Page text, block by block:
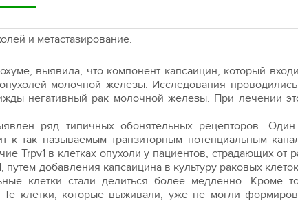
выявила, что компонент капсаицин, который
молочной железы. Исследования
негативный рак молочной железы. При лечении
ряд типичных обонятельных рецепторов.
к так называемым транзиторным потенциальным
Trpv1 в клетках опухоли у пациентов, страдающих от
добавления капсаицина в культуру раковых
клетки стали делиться более медленно. Кроме
клетки, которые выживали, уже не могли